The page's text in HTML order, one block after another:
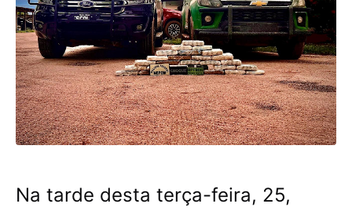
Na tarde desta terça-feira, 25,